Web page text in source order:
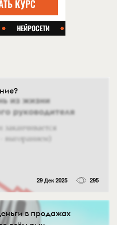
29 Дек 2025 295
в продажах